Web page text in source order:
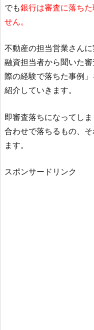
でも銀行は審査に落ち
せん。
不動産の担当営業さん
融資担当者から聞いた
際の経験で落ちた事例
紹介していきます。
即審査落ちになってし
合わせで落ちるもの、
ます。
スポンサードリンク